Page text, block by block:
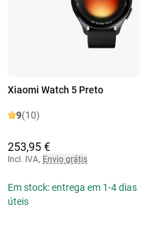
Xiaomi Watch 5 Preto
9(10)
253,95 €
Incl. IVA, Envio grátis
Em stock: entrega em 1-4 dias
úteis